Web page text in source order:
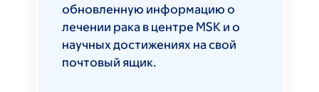
обновленную информацию о
лечении рака в центре MSK и о
научных достижениях на свой
почтовый ящик.